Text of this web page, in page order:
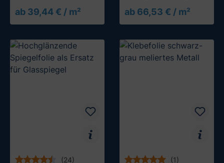
verspiegelt
ab 39,44 € / m² ab 66,53 € / m²
(24) (1)